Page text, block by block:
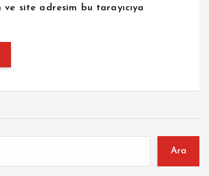
ve site adresim bu tarayıcıya
Ara